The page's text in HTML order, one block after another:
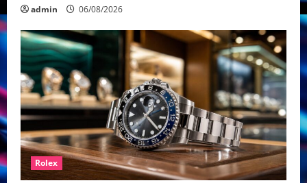
admin 06/08/2026
Rolex